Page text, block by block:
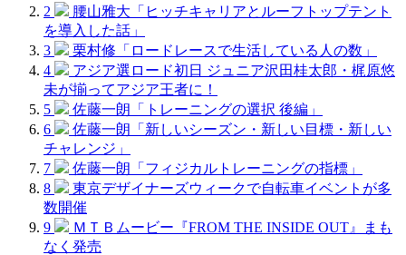
2
腰山雅大「ヒッチキャリアとルーフトップテント
を導入した話」
3
栗村修「ロードレースで生活している人の数」
4
アジア選ロード初日 ジュニア沢田桂太郎・梶原悠
未が揃ってアジア王者に！
5
佐藤一朗「トレーニングの選択 後編」
6
佐藤一朗「新しいシーズン・新しい目標・新しい
チャレンジ」
7
佐藤一朗「フィジカルトレーニングの指標」
8
東京デザイナーズウィークで自転車イベントが多
数開催
9
ＭＴＢムービー『FROM THE INSIDE OUT』まも
なく発売